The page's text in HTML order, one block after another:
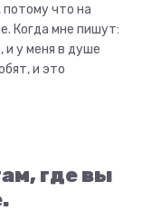
что на
Когда мне пишут:
и у меня в душе
и это
где вы